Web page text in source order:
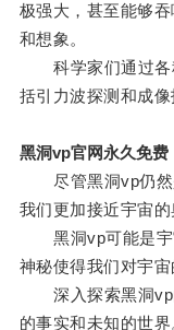
极强大，甚至能够
和想象。
科学家们通过各
括引力波探测和成像
黑洞vp官网永久免费
尽管黑洞vp仍然
我们更加接近宇宙的
黑洞vp可能是宇
神秘使得我们对宇宙
深入探索黑洞vp
的事实和未知的世界